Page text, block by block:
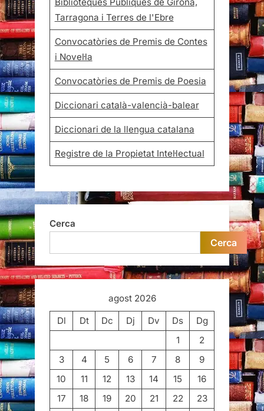
Tarragona i Terres de l'Ebre
Convocatòries de Premis de Contes
i Novel·la
Convocatòries de Premis de Poesia
Diccionari català-valencià-balear
Diccionari de la llengua catalana
Registre de la Propietat Intel·lectual
Cerca
Cerca
agost 2026
Dl
Dt Dc Dj Dv Ds
Dg
1
2
3
4 5 6 7 8
9
10
11 12 13 14 15
16
17
18 19 20 21 22
23